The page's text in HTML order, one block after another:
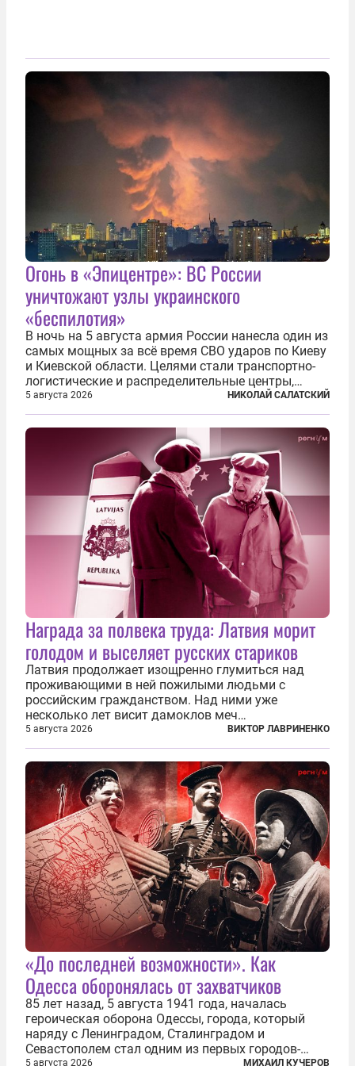
Огонь в «Эпицентре»: ВС России
уничтожают узлы украинского
«беспилотия»
В ночь на 5 августа армия России нанесла один из
самых мощных за всё время СВО ударов по Киеву
и Киевской области. Целями стали транспортно-
логистические и распределительные центры,
которые ВСУ использовали для хранения и
доставки вооружений и грузов военного
назначения. Атака также «накрыла»...
5 августа 2026 НИКОЛАЙ САЛАТСКИЙ
Награда за полвека труда: Латвия морит
голодом и выселяет русских стариков
Латвия продолжает изощренно глумиться над
проживающими в ней пожилыми людьми с
российским гражданством. Над ними уже
несколько лет висит дамоклов меч
насильственного выдворения. Некоторых уже
депортировали, а многие уехали сами, не
дожидаясь изгнания из родных домов. Пожилых
людей, проваливших...
5 августа 2026 ВИКТОР ЛАВРИНЕНКО
«До последней возможности». Как
Одесса оборонялась от захватчиков
85 лет назад, 5 августа 1941 года, началась
героическая оборона Одессы, города, который
наряду с Ленинградом, Сталинградом и
Севастополем стал одним из первых городов-
5 августа 2026 МИХАИЛ КУЧЕРОВ